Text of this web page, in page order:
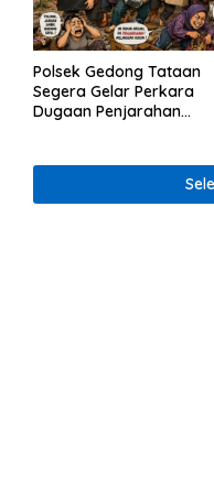
Polsek Gedong Tataan
Segera Gelar Perkara
Dugaan Penjarahan